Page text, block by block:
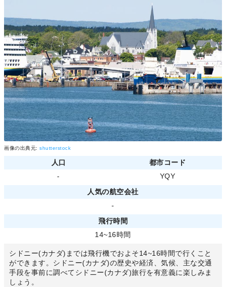
画像の出典元: shutterstock
人口
都市コード
-
YQY
人気の航空会社
-
飛行時間
14~16時間
シドニー(カナダ)までは飛行機でおよそ14~16時間で行くこと
ができます。シドニー(カナダ)の歴史や経済、気候、主な交通
手段を事前に調べてシドニー(カナダ)旅行を有意義に楽しみま
しょう。